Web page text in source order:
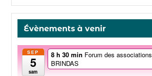
Évènements à venir
SEP
5
sam
8 h 30 min Forum des associations
BRINDAS